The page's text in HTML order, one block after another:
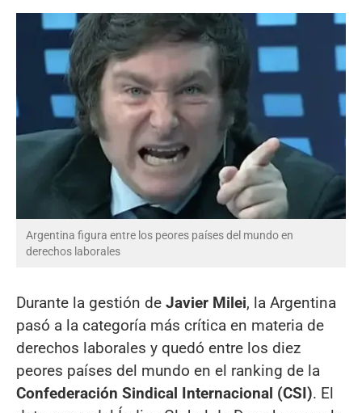
Argentina figura entre los peores países del mundo en
derechos laborales
Durante la gestión de Javier Milei, la Argentina
pasó a la categoría más crítica en materia de
derechos laborales y quedó entre los diez
peores países del mundo en el ranking de la
Confederación Sindical Internacional (CSI). El